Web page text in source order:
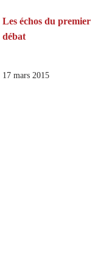
Les échos du premier
débat
17 mars 2015